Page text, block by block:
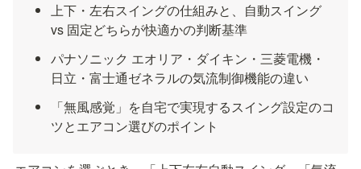
上下・左右スイングの仕組みと、自動スイング
vs 固定どちらが快適かの判断基準
パナソニック エオリア・ダイキン・三菱電機・
日立・富士通ゼネラルの気流制御機能の違い
「無風感覚」を自宅で実現するスイング設定のコ
ツとエアコン選びのポイント